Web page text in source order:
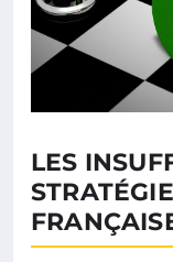
LES